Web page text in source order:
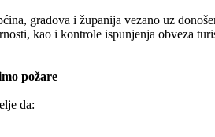
gradova i županija vezano uz
kao i kontrole ispunjenja obveza
požare
da: